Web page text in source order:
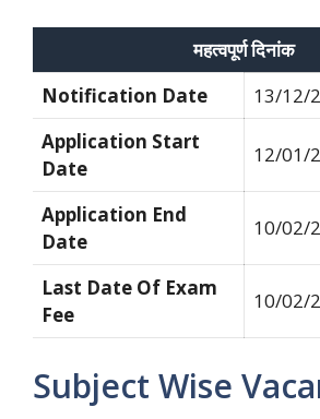
महत्वपूर्ण दिनांक
Notification Date
13/12/
Application Start
Date
12/01/
Application End
Date
10/02/
Last Date Of Exam
Fee
10/02/
Subject Wise